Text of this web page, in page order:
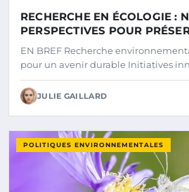
RECHERCHE EN ÉCOLOGIE :
PERSPECTIVES POUR
PLANÈTE
EN BREF Recherche
pour un avenir durable Initiatives
JULIE GAILLARD
POLITIQUES ENVIRONNEMENTALES